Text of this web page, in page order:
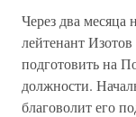
Через два месяца
лейтенант
подготовить на
должности.
благоволит его